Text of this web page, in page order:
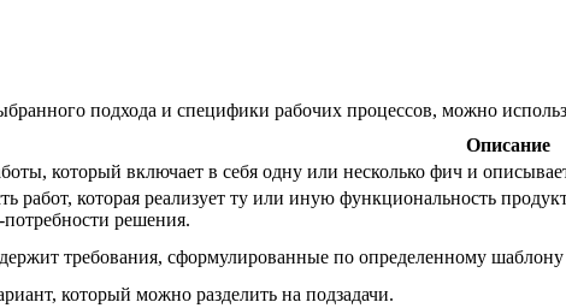
подхода и специфики рабочих процессов, можно
Описание
который включает в себя одну или несколько фич и
работ, которая реализует ту или иную функциональность
решения.
требования, сформулированные по определенному
который можно разделить на подзадачи.